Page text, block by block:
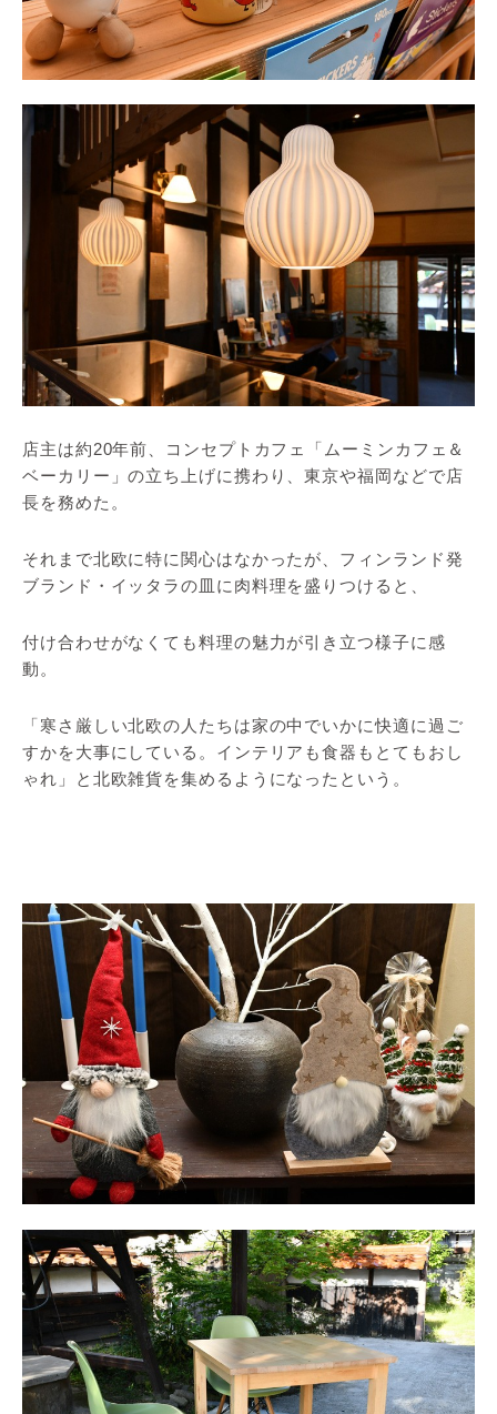
店主は約20年前、コンセプトカフェ「ムーミンカフェ＆
ベーカリー」の立ち上げに携わり、東京や福岡などで店
長を務めた。
それまで北欧に特に関心はなかったが、フィンランド発
ブランド・イッタラの皿に肉料理を盛りつけると、
付け合わせがなくても料理の魅力が引き立つ様子に感
動。
「寒さ厳しい北欧の人たちは家の中でいかに快適に過ご
すかを大事にしている。インテリアも食器もとてもおし
ゃれ」と北欧雑貨を集めるようになったという。